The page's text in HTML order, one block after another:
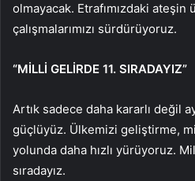
olmayacak. Etrafımızdaki ateşin
çalışmalarımızı sürdürüyoruz.
“MİLLİ GELİRDE 11. SIRADAYIZ”
Artık sadece daha kararlı değil
güçlüyüz. Ülkemizi geliştirme,
yolunda daha hızlı yürüyoruz.
sıradayız.